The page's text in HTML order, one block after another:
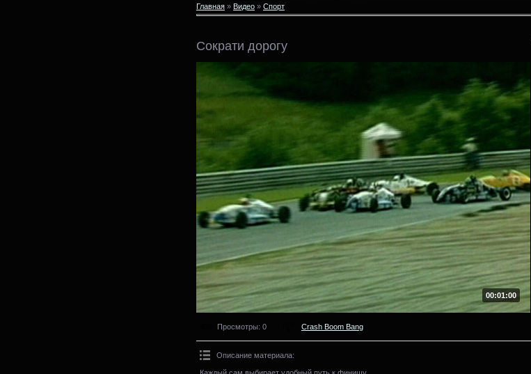
Главная » Видео » Спорт
Сократи дорогу
00:01:00
Просмотры: 0 Crash Boom Bang
Описание материала:
Каждый сам выбирает удобный путь к финишу.